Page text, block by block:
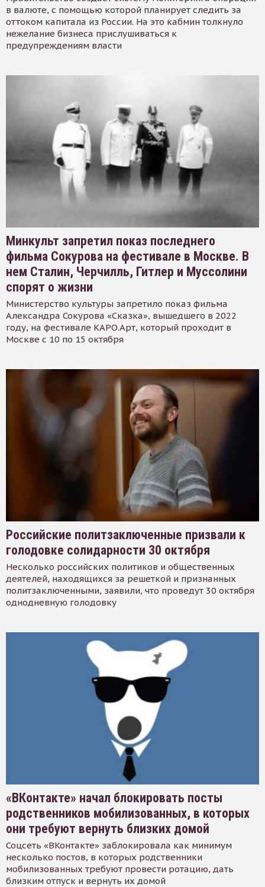
в валюте, с помощью которой планирует следить за
оттоком капитала из России. На это кабмин толкнуло
нежелание бизнеса прислушиваться к
предупреждениям власти
Минкульт запретил показ последнего
фильма Сокурова на фестивале в Москве. В
нем Сталин, Черчилль, Гитлер и Муссолини
спорят о жизни
Министерство культуры запретило показ фильма
Александра Сокурова «Сказка», вышедшего в 2022
году, на фестивале КАРО.Арт, который проходит в
Москве с 10 по 15 октября
Российские политзаключенные призвали к
голодовке солидарности 30 октября
Несколько российских политиков и общественных
деятелей, находящихся за решеткой и признанных
политзаключенными, заявили, что проведут 30 октября
однодневную голодовку
«ВКонтакте» начал блокировать посты
родственников мобилизованных, в которых
они требуют вернуть близких домой
Соцсеть «ВКонтакте» заблокировала как минимум
несколько постов, в которых родственники
мобилизованных требуют провести ротацию, дать
близким отпуск и вернуть их домой